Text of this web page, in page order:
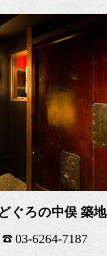
ぐろの中俣 築地
03-6264-7187